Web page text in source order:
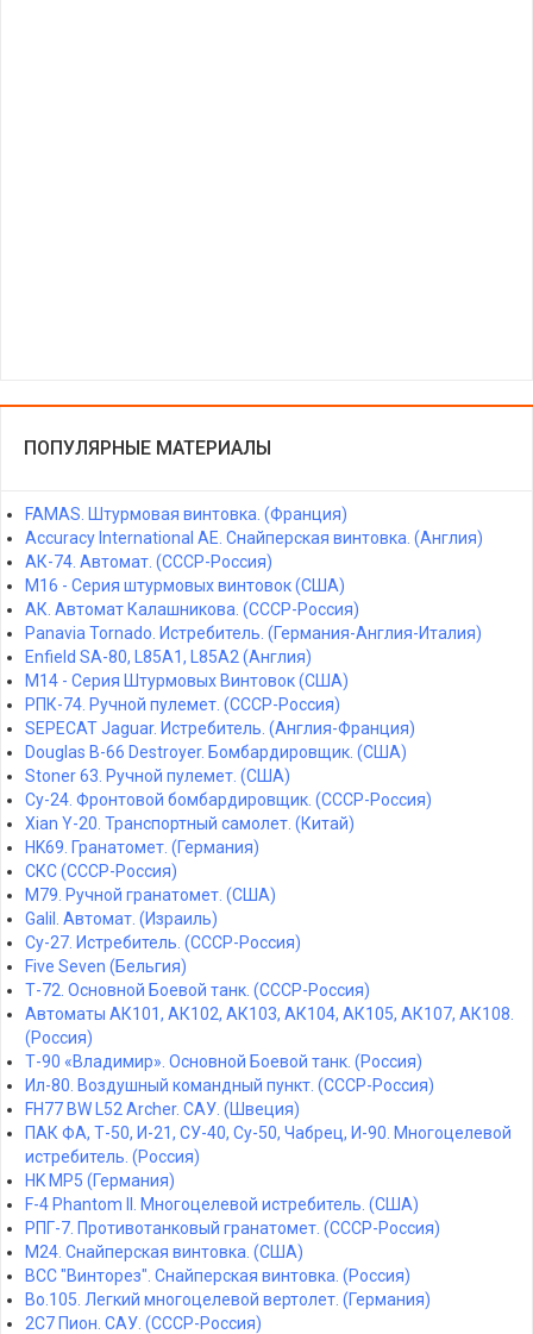
ПОПУЛЯРНЫЕ МАТЕРИАЛЫ
FAMAS. Штурмовая винтовка. (Франция)
Accuracy International AE. Снайперская винтовка. (Англия)
АК-74. Автомат. (СССР-Россия)
M16 - Серия штурмовых винтовок (США)
АК. Автомат Калашникова. (СССР-Россия)
Panavia Tornado. Истребитель. (Германия-Англия-Италия)
Enfield SA-80, L85A1, L85A2 (Англия)
M14 - Серия Штурмовых Винтовок (США)
РПК-74. Ручной пулемет. (СССР-Россия)
SEPECAT Jaguar. Истребитель. (Англия-Франция)
Douglas B-66 Destroyer. Бомбардировщик. (США)
Stoner 63. Ручной пулемет. (США)
Су-24. Фронтовой бомбардировщик. (СССР-Россия)
Xian Y-20. Транспортный самолет. (Китай)
HK69. Гранатомет. (Германия)
СКС (СССР-Россия)
M79. Ручной гранатомет. (США)
Galil. Автомат. (Израиль)
Су-27. Истребитель. (СССР-Россия)
Five Seven (Бельгия)
Т-72. Основной Боевой танк. (СССР-Россия)
Автоматы АК101, АК102, АК103, АК104, АК105, АК107, АК108.
(Россия)
Т-90 «Владимир». Основной Боевой танк. (Россия)
Ил-80. Воздушный командный пункт. (СССР-Россия)
FH77 BW L52 Archer. САУ. (Швеция)
ПАК ФА, Т-50, И-21, СУ-40, Су-50, Чабрец, И-90. Многоцелевой
истребитель. (Россия)
HK MP5 (Германия)
F-4 Phantom II. Многоцелевой истребитель. (США)
РПГ-7. Противотанковый гранатомет. (СССР-Россия)
M24. Снайперская винтовка. (США)
ВСС "Винторез". Снайперская винтовка. (Россия)
Bo.105. Легкий многоцелевой вертолет. (Германия)
2С7 Пион. САУ. (СССР-Россия)